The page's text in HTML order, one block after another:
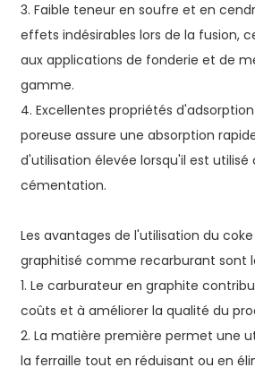
3. Faible teneur en soufre et en
effets indésirables lors de la fusion,
aux applications de fonderie et de
gamme.
4. Excellentes propriétés
poreuse assure une absorption
d'utilisation élevée lorsqu'il est
cémentation.
Les avantages de l'utilisation du
graphitisé comme recarburant sont
1. Le carburateur en graphite
coûts et à améliorer la qualité du
2. La matière première permet une
la ferraille tout en réduisant ou en